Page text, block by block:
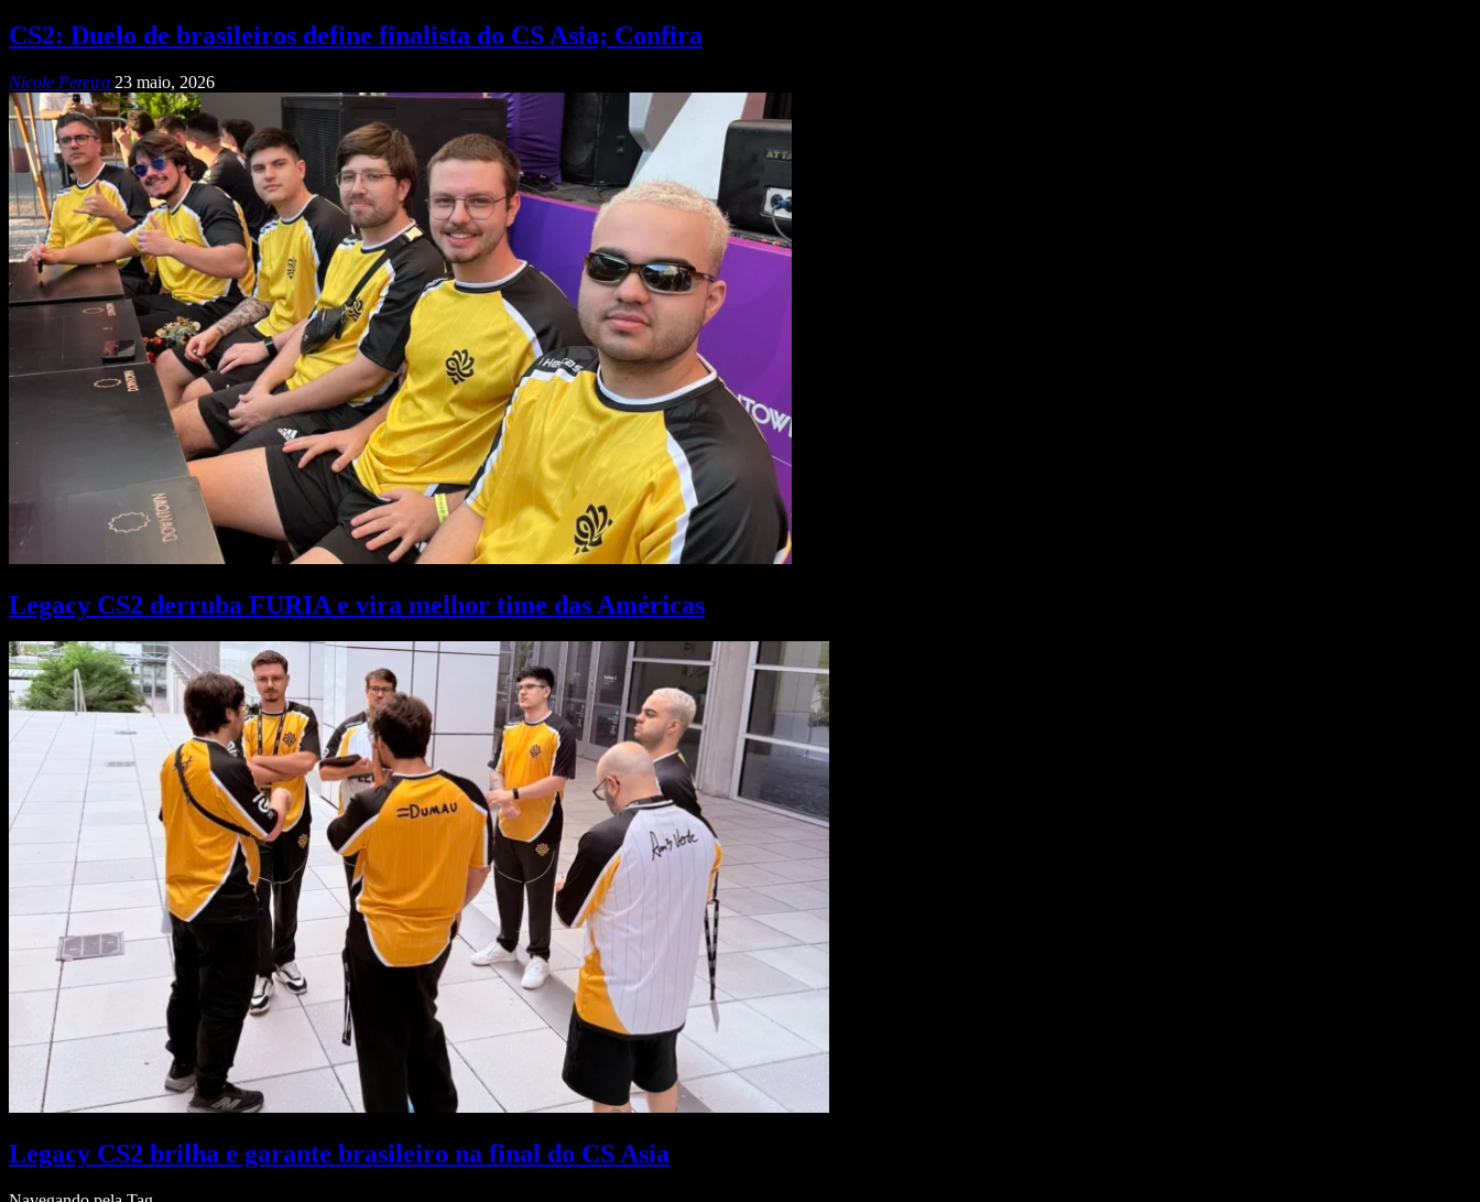
CS2: Duelo de brasileiros define finalista do CS Asia; Confira
Nicole Pereira 23 maio, 2026
Legacy CS2 derruba FURIA e vira melhor time das Américas
Legacy CS2 brilha e garante brasileiro na final do CS Asia